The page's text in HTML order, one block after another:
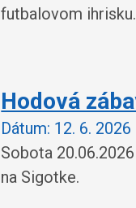
futbalovom ihrisku.
Hodová
Dátum: 12. 6. 2026
Sobota
na Sigotke.